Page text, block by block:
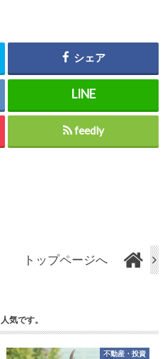
シェア
feedly
トップページへ
気です。
不動産・投資